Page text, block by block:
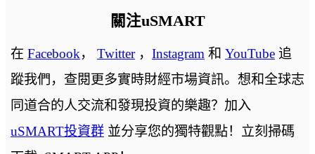
關注uSMART
在 Facebook， Twitter， Instagram和 YouTube追
蹤我們，查閱更多實時財經市場資訊。想和全球志
同道合的人交流和發現投資的樂趣？加入
uSMART投資群並分享您的獨特觀點！立刻掃碼